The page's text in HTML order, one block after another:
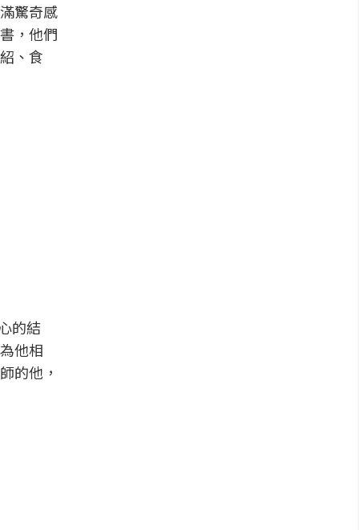
驚奇感
，他們
、食
的結
他相
的他，